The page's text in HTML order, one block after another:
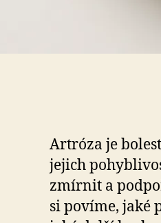
Artróza je
jejich
zmírnit a
si povíme, jaké